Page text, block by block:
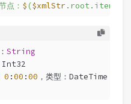
点： $ ($xmlStr .root.item)"
String
Int32
0 :00 :00 ，类型：DateTime